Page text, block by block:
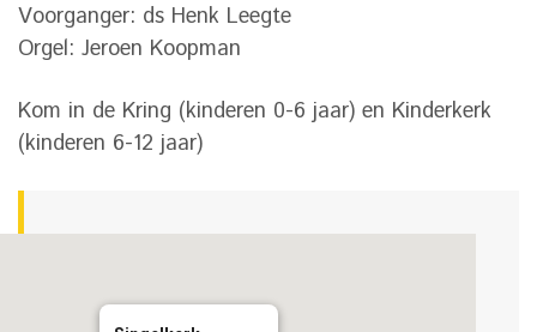
Voorganger: ds Henk Leegte
Orgel: Jeroen Koopman
Kom in de Kring (kinderen 0-6 jaar) en Kinderkerk
(kinderen 6-12 jaar)